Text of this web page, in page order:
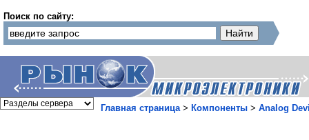
Поиск по сайту:
Главная страница> Компоненты > Analog